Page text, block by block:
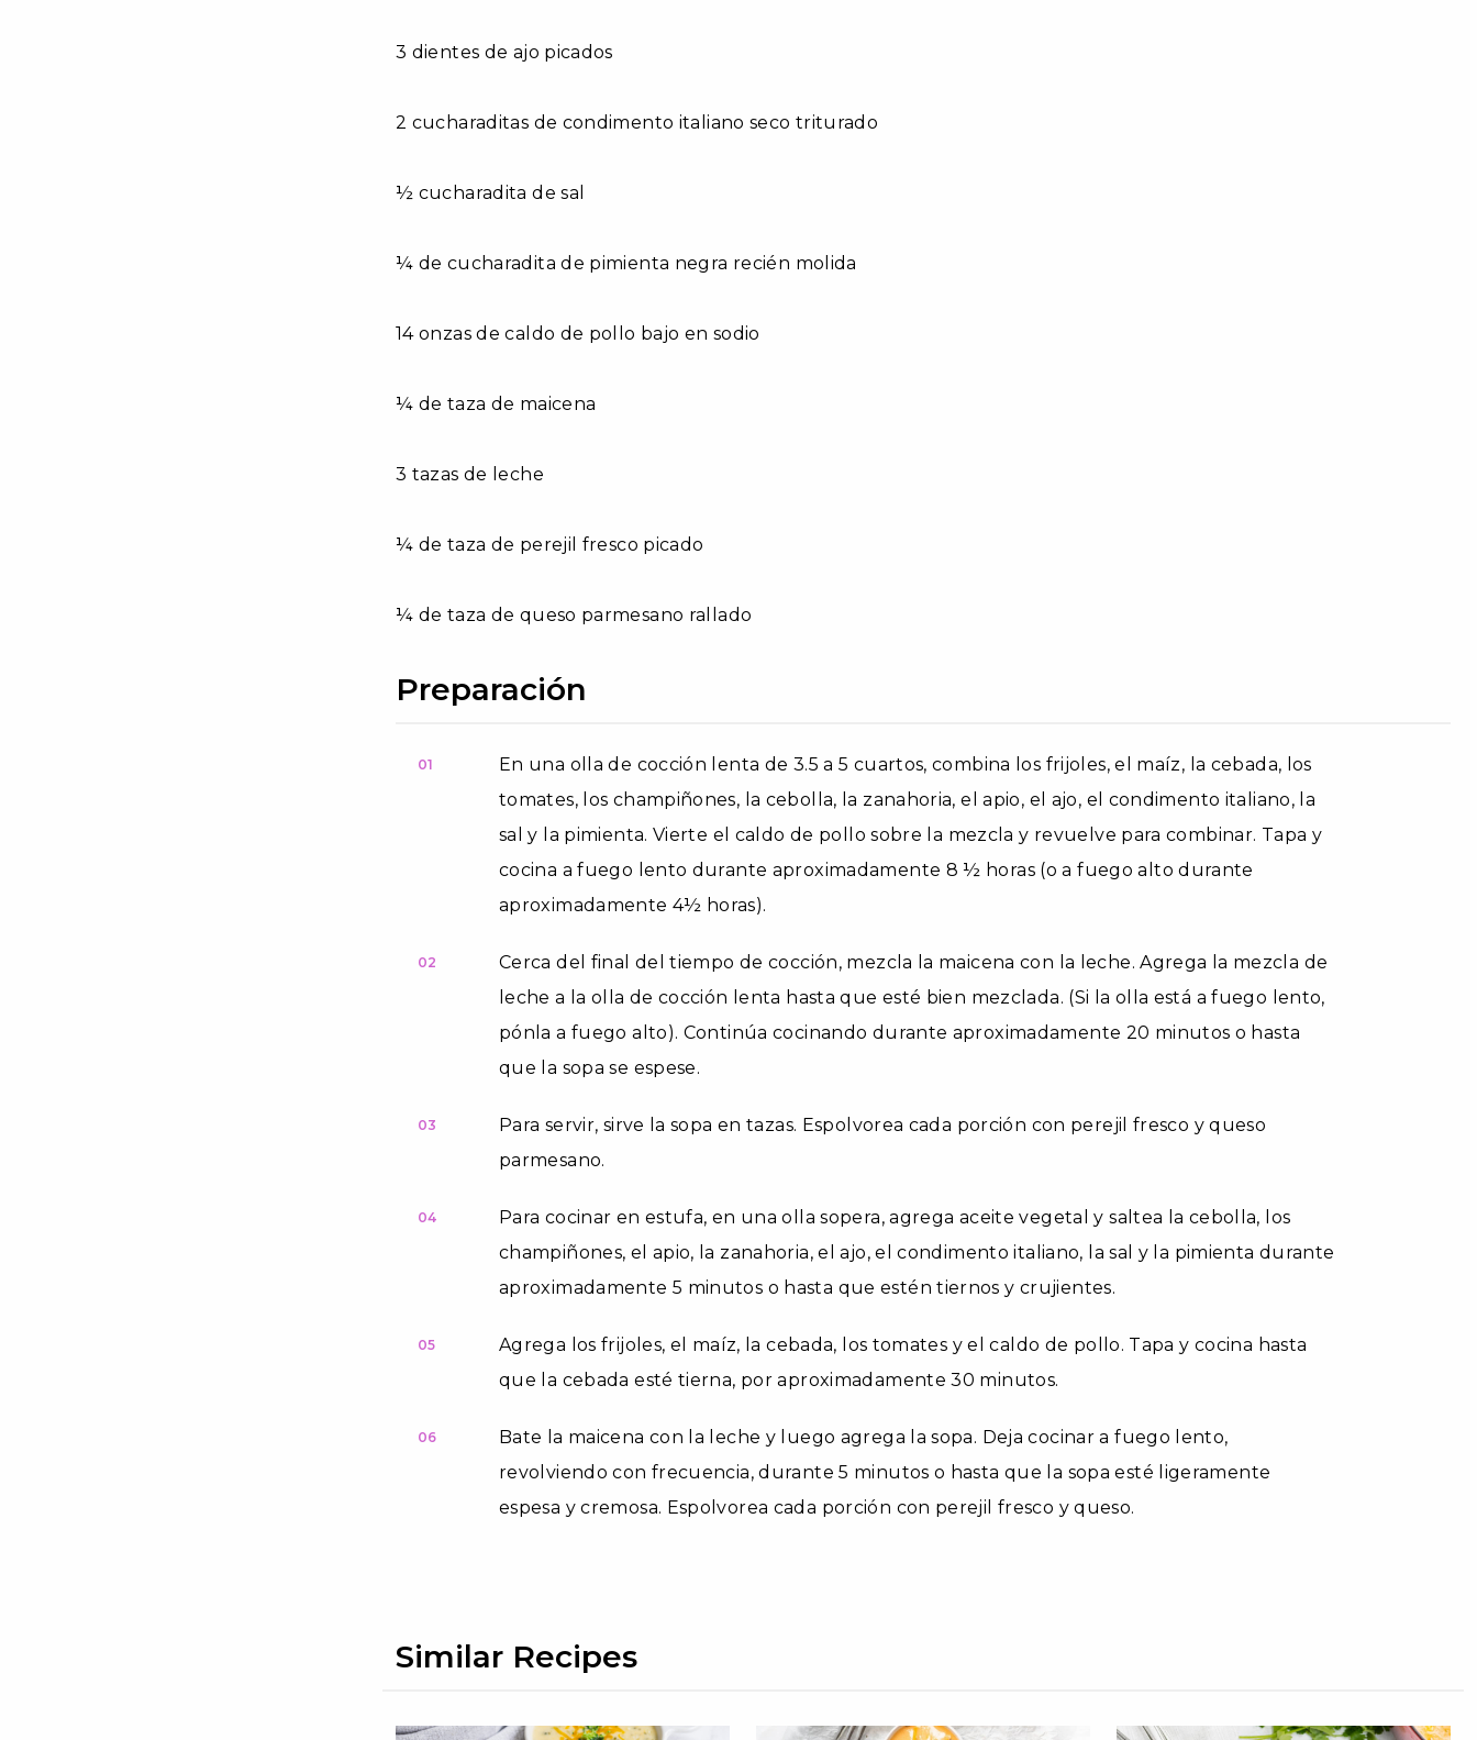
3 dientes de ajo picados
2 cucharaditas de condimento italiano seco triturado
½ cucharadita de sal
¼ de cucharadita de pimienta negra recién molida
14 onzas de caldo de pollo bajo en sodio
¼ de taza de maicena
3 tazas de leche
¼ de taza de perejil fresco picado
¼ de taza de queso parmesano rallado
Preparación
01
En una olla de cocción lenta de 3.5 a 5 cuartos, combina los frijoles, el maíz, la cebada, los
tomates, los champiñones, la cebolla, la zanahoria, el apio, el ajo, el condimento italiano, la
sal y la pimienta. Vierte el caldo de pollo sobre la mezcla y revuelve para combinar. Tapa y
cocina a fuego lento durante aproximadamente 8 ½ horas (o a fuego alto durante
aproximadamente 4½ horas).
02
Cerca del final del tiempo de cocción, mezcla la maicena con la leche. Agrega la mezcla de
leche a la olla de cocción lenta hasta que esté bien mezclada. (Si la olla está a fuego lento,
pónla a fuego alto). Continúa cocinando durante aproximadamente 20 minutos o hasta
que la sopa se espese.
03
Para servir, sirve la sopa en tazas. Espolvorea cada porción con perejil fresco y queso
parmesano.
04
Para cocinar en estufa, en una olla sopera, agrega aceite vegetal y saltea la cebolla, los
champiñones, el apio, la zanahoria, el ajo, el condimento italiano, la sal y la pimienta durante
aproximadamente 5 minutos o hasta que estén tiernos y crujientes.
05
Agrega los frijoles, el maíz, la cebada, los tomates y el caldo de pollo. Tapa y cocina hasta
que la cebada esté tierna, por aproximadamente 30 minutos.
06
Bate la maicena con la leche y luego agrega la sopa. Deja cocinar a fuego lento,
revolviendo con frecuencia, durante 5 minutos o hasta que la sopa esté ligeramente
espesa y cremosa. Espolvorea cada porción con perejil fresco y queso.
Similar Recipes